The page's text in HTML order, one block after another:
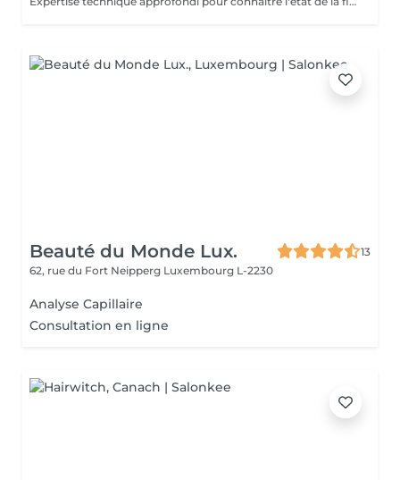
Beauté du Monde Lux.
13
62, rue du Fort Neipperg Luxembourg L-2230
Analyse Capillaire
Consultation en ligne